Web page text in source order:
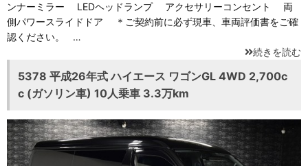
ンナーミラー LEDヘッドランプ アクセサリーコンセント 両
側パワースライドドア ＊ご契約前に必ず現車、車両評価書をご確
認ください。 …
続きを読む
5378 平成26年式 ハイエース ワゴンGL 4WD 2,700c
c (ガソリン車) 10人乗車 3.3万km